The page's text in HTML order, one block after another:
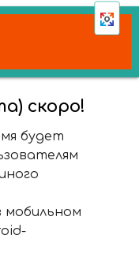
скоро!
будет
мобильном